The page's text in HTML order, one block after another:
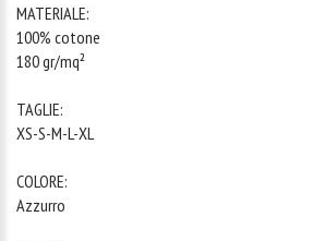
MATERIALE:
100% cotone
180 gr/mq²
TAGLIE:
XS-S-M-L-XL
COLORE:
Azzurro